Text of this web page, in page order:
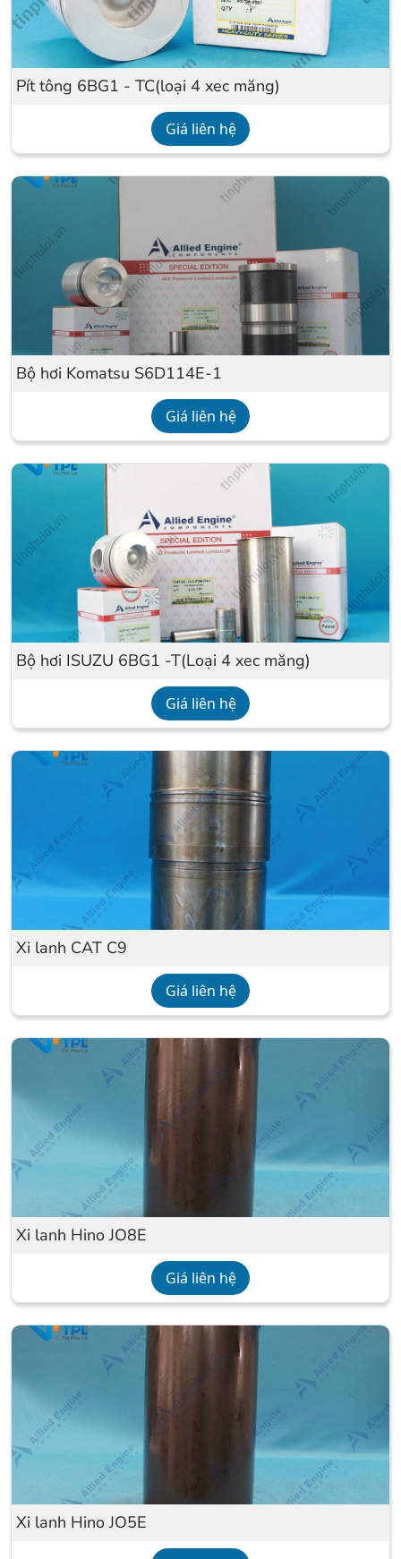
Pít tông 6BG1 - TC(loại 4 xec măng)
Giá liên hệ
Bộ hơi Komatsu S6D114E-1
Giá liên hệ
Bộ hơi ISUZU 6BG1 -T(Loại 4 xec măng)
Giá liên hệ
Xi lanh CAT C9
Giá liên hệ
Xi lanh Hino JO8E
Giá liên hệ
Xi lanh Hino JO5E